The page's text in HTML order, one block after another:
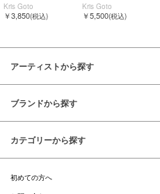
Kris Goto
￥3,850(税込)
Kris Goto
￥5,500(税込)
アーティストから探す
ブランドから探す
カテゴリーから探す
初めての方へ